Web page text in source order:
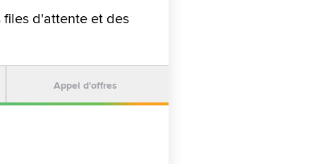
files d'attente et des
Appel d'offres